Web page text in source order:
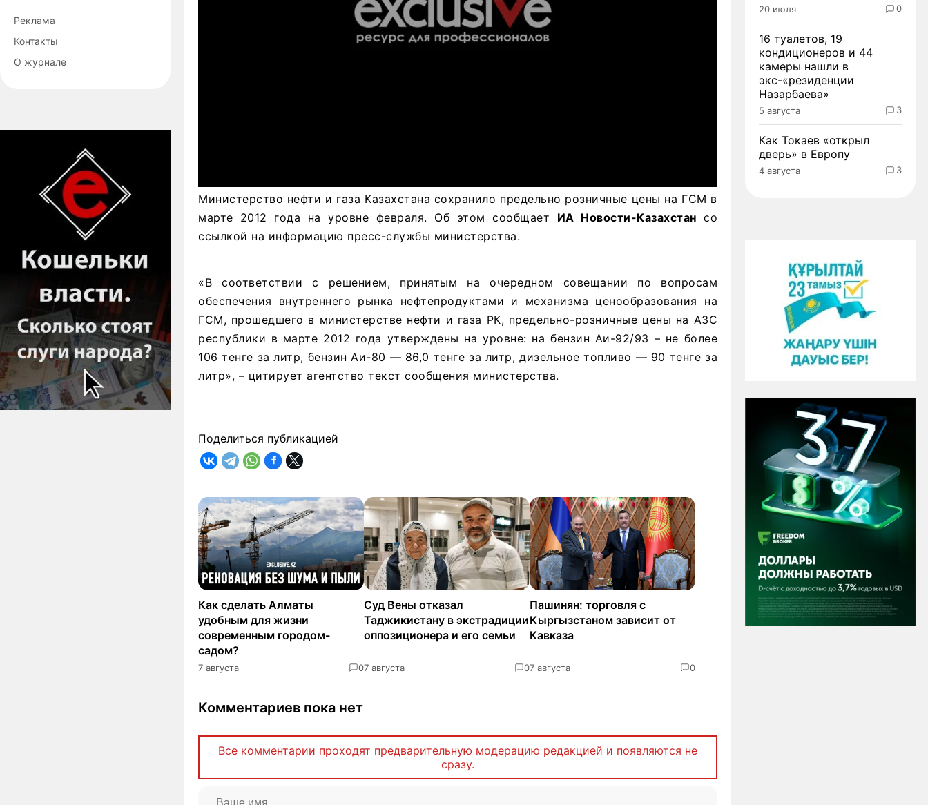
Реклама
Контакты
О журнале
Министерство нефти и газа Казахстана сохранило предельно розничные цены на ГСМ в
марте 2012 года на уровне февраля. Об этом сообщает ИА Новости-Казахстан со
ссылкой на информацию пресс-службы министерства.
«В соответствии с решением, принятым на очередном совещании по вопросам
обеспечения внутреннего рынка нефтепродуктами и механизма ценообразования на
ГСМ, прошедшего в министерстве нефти и газа РК, предельно-розничные цены на АЗС
республики в марте 2012 года утверждены на уровне: на бензин Аи-92/93 – не более
106 тенге за литр, бензин Аи-80 — 86,0 тенге за литр, дизельное топливо — 90 тенге за
литр», – цитирует агентство текст сообщения министерства.
Поделиться публикацией
Как сделать Алматы
удобным для жизни
современным городом-
садом?
7 августа 0
Суд Вены отказал
Таджикистану в экстрадиции
оппозиционера и его семьи
7 августа 0
Пашинян: торговля с
Кыргызстаном зависит от
Кавказа
7 августа 0
Комментариев пока нет
Все комментарии проходят предварительную модерацию редакцией и появляются не
сразу.
20 июля 0
16 туалетов, 19
кондиционеров и 44
камеры нашли в
экс-«резиденции
Назарбаева»
5 августа 3
Как Токаев «открыл
дверь» в Европу
4 августа 3